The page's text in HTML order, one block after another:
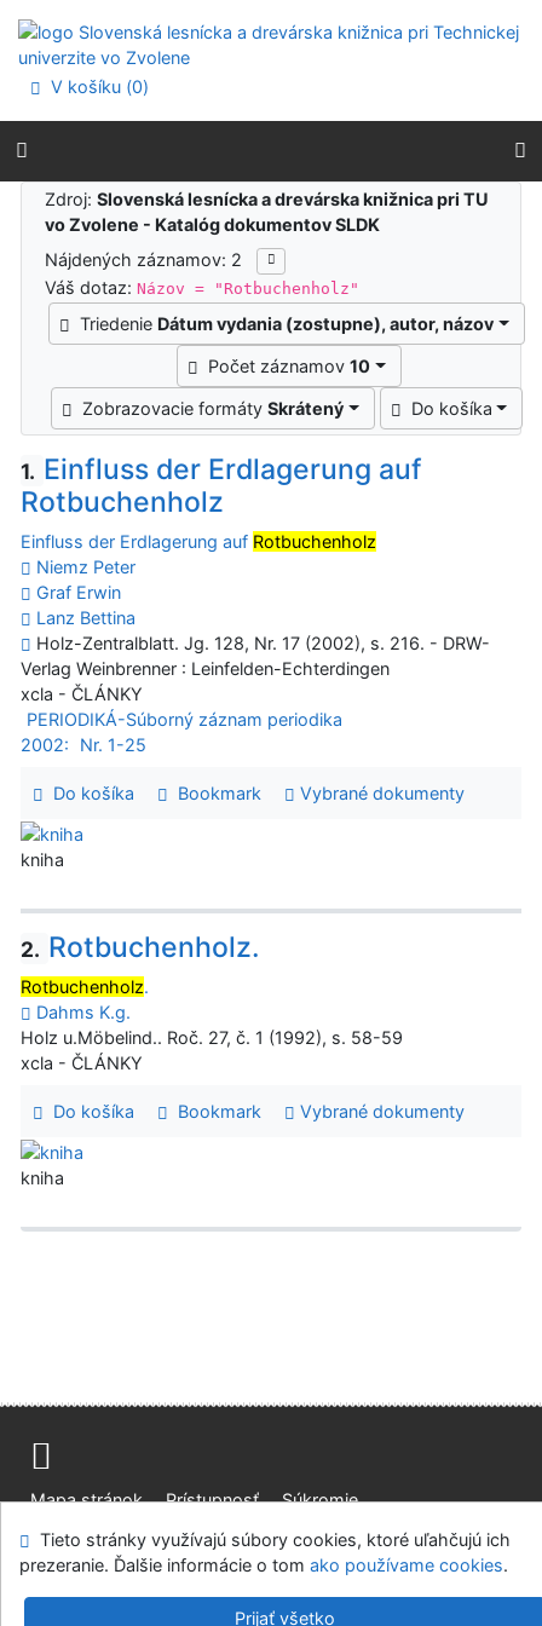
Prejsť na menu
Prehlásenie o webovej prístupnosti
V košíku (0)
Výsledky vyhľadávania
Zdroj:Slovenská lesnícka a drevárska knižnica pri TU
vo Zvolene - Katalóg dokumentov SLDK
Nájdených záznamov: 2
Váš dotaz:Názov = "Rotbuchenholz"
Triedenie Dátum vydania (zostupne), autor, názov
Počet záznamov10
Zobrazovacie formátySkrátený Do košíka
1. Einfluss der Erdlagerung auf
Rotbuchenholz
Einfluss der Erdlagerung auf Rotbuchenholz
Niemz Peter
Graf Erwin
Lanz Bettina
Holz-Zentralblatt. Jg. 128, Nr. 17 (2002), s. 216. - DRW-
Verlag Weinbrenner : Leinfelden-Echterdingen
xcla - ČLÁNKY
PERIODIKÁ-Súborný záznam periodika
2002:
Nr. 1-25
Do košíka Bookmark Vybrané dokumenty
kniha
2. Rotbuchenholz.
Rotbuchenholz.
Dahms K.g.
Holz u.Möbelind.. Roč. 27, č. 1 (1992), s. 58-59
xcla - ČLÁNKY
Do košíka Bookmark Vybrané dokumenty
kniha
Mapa stránok Prístupnosť
Súkromie
Modul OpenSearch
Napíšte nám Nastavenie cookies
Tieto stránky využívajú súbory cookies, ktoré uľahčujú ich
prezeranie. Ďalšie informácie o tom ako používame cookies.
Prijať všetko